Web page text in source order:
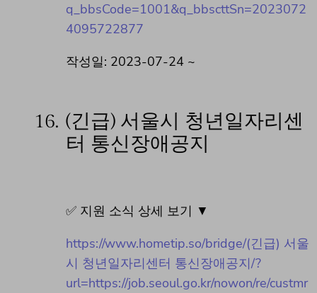
q_bbsCode=1001&q_bbscttSn=2023072
4095722877
작성일: 2023-07-24 ~
16. (긴급) 서울시 청년일자리센
터 통신장애공지
✅ 지원 소식 상세 보기 ▼
https://www.hometip.so/bridge/(긴급) 서울
시 청년일자리센터 통신장애공지/?
url=https://job.seoul.go.kr/nowon/re/custmr